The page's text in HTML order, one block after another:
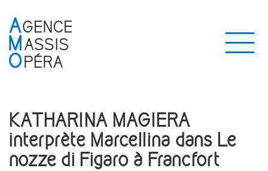
KATHARINA MAGIERA
interprète Marcellina dans Le
nozze di Figaro à Francfort